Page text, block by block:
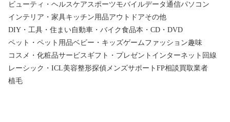
ビューティ・ヘルスケアスポーツモバイルデータ通信パソコン
インテリア・家具キッチン用品アウトドアその他
DIY・工具・住まい自動車・バイク食品本・CD・DVD
ペット・ペット用品ベビー・キッズゲームファッション趣味
コスメ・化粧品サービス ギフト・プレゼント インターネット回線
レーシック・ICL美容整形探偵メンズサポート FP相談買取業者
植毛